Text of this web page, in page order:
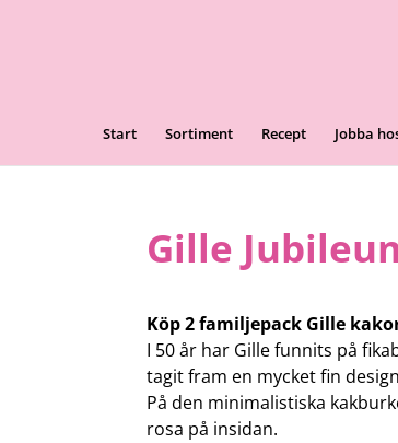
Start Sortiment Recept Jobba
Gille
Köp 2 familjepack Gille
I 50 år har Gille funnits på
tagit fram en mycket fin
På den minimalistiska
rosa på insidan.